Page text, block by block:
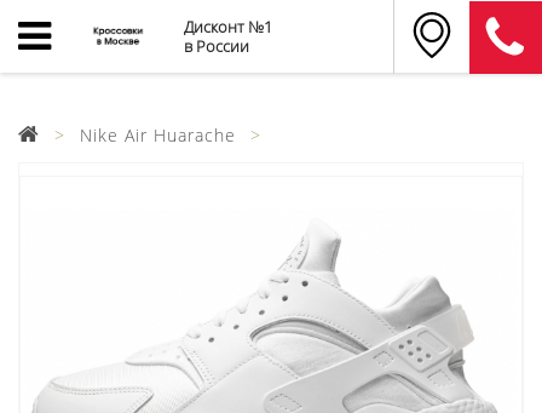
Дисконт №1
в России
Nike Air Huarache